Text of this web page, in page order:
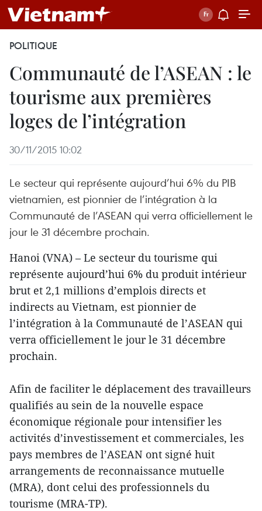
POLITIQUE
Communauté de l’ASEAN : le
tourisme aux premières
loges de l’intégration
30/11/2015 10:02
Le secteur qui représente aujourd’hui 6% du PIB
vietnamien, est pionnier de l’intégration à la
Communauté de l’ASEAN qui verra officiellement le
jour le 31 décembre prochain.
Hanoi (VNA) – Le secteur du tourisme qui
représente aujourd’hui 6% du produit intérieur
brut et 2,1 millions d’emplois directs et
indirects au Vietnam, est pionnier de
l’intégration à la Communauté de l’ASEAN qui
verra officiellement le jour le 31 décembre
prochain.
Afin de faciliter le déplacement des travailleurs
qualifiés au sein de la nouvelle espace
économique régionale pour intensifier les
activités d’investissement et commerciales, les
pays membres de l’ASEAN ont signé huit
arrangements de reconnaissance mutuelle
(MRA), dont celui des professionnels du
tourisme (MRA-TP).